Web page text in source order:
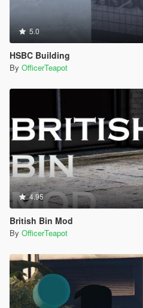
5.0
HSBC Building
By OfficerTeapot
4.95
British Bin Mod
By OfficerTeapot